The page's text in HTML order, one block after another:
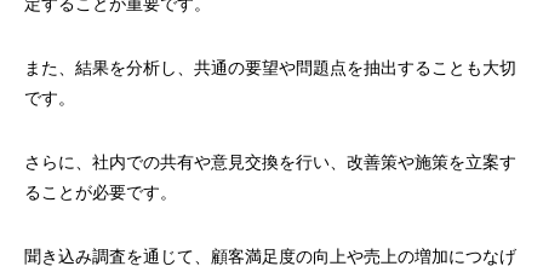
定することが重要です。
また、結果を分析し、共通の要望や問題点を抽出することも大切
です。
さらに、社内での共有や意見交換を行い、改善策や施策を立案す
ることが必要です。
聞き込み調査を通じて、顧客満足度の向上や売上の増加につなげ